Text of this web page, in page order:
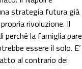
strategia futura già
rivoluzione. Il
la famiglia pare
essere il solo. E’
al contrario dei